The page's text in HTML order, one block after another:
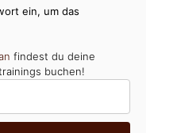
ein, um das
findest du deine
buchen!